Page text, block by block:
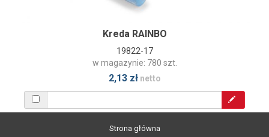
Kreda RAINBO
19822-17
w magazynie: 780 szt.
2,13 złnetto
Strona główna